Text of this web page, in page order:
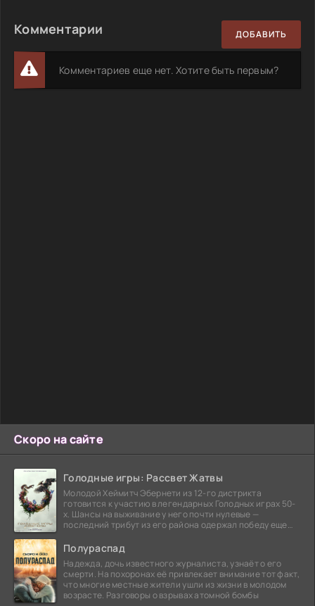
Скоро на сайте
Голодные игры: Рассвет Жатвы
Молодой Хеймитч Эбернети из 12-го дистрикта
готовится к участию в легендарных Голодных играх 50-
х. Шансы на выживание у него почти нулевые —
последний трибут из его района одержал победу еще
Полураспад
Надежда, дочь известного журналиста, узнаёт о его
смерти. На похоронах её привлекает внимание тот факт,
что многие местные жители ушли из жизни в молодом
возрасте. Разговоры о взрывах атомной бомбы
Комментарии ДОБАВИТЬ
Комментариев еще нет. Хотите быть первым?